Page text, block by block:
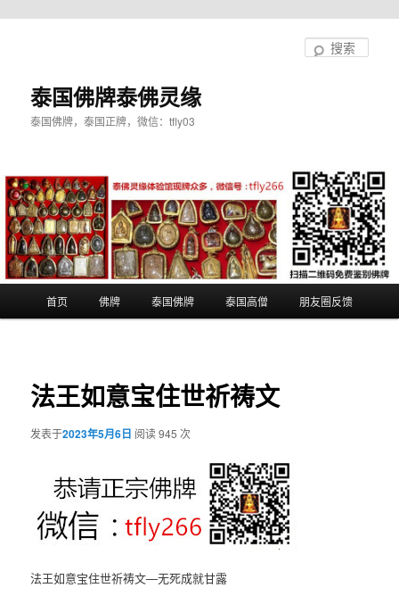
泰国佛牌泰佛灵缘
泰国佛牌，泰国正牌，微信：tfly03
首页 佛牌 泰国佛牌 泰国高僧 朋友圈反馈
法王如意宝住世祈祷文
发表于2023年5月6日 阅读 945 次
法王如意宝住世祈祷文—无死成就甘露